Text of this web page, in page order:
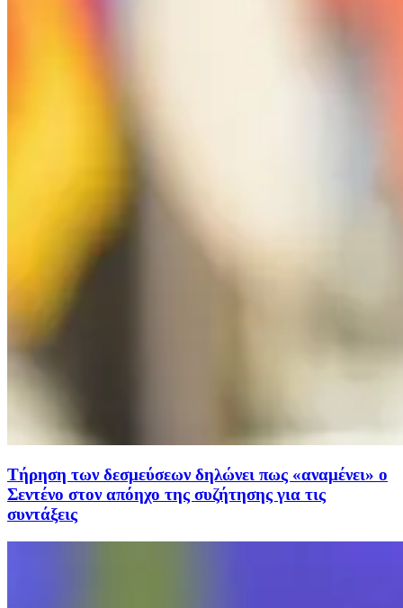
Τήρηση των δεσμεύσεων δηλώνει πως «αναμένει» ο
Σεντένο στον απόηχο της συζήτησης για τις
συντάξεις